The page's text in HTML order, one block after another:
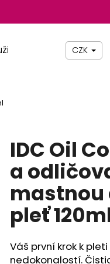
Beauty By
CZK
IDC Oil
a
mastnou
pleť
Váš první krok k
nedokonalostí.